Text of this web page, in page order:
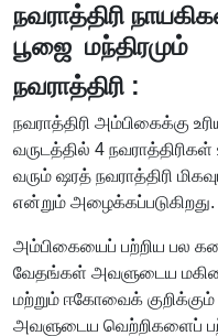
நவராத்திரி
பூஜை மந்திரமும்
நவராத்திரி :
நவராத்திரி அம்பிகைக்கு
வருடத்தில் 4
வரும் ஷரத் நவராத்திரி
என்றும் அழைக்கப்படுகிறது.
அம்பிகையைப் பற்றிய பல
வேதங்கள் அவளுடைய
மற்றும் ஈகோவைக்
அவளுடைய வெற்றிகளைப்